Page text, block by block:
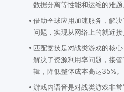
数据分离等性能和运维的难题
借助全球应用加速服务，解
问题，实现从网络上的就近接
匹配竞技是对战类游戏的核
解决了资源利用率问题，接
辑，降低整体成本高达35%。
游戏内语音是对战类游戏非